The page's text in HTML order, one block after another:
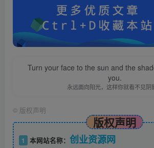
Turn your face to the sun and the
you.
永远面向阳光，这样你就看不见阴
© 版权声明
版权声明
1 本网站名称： 创业资源网